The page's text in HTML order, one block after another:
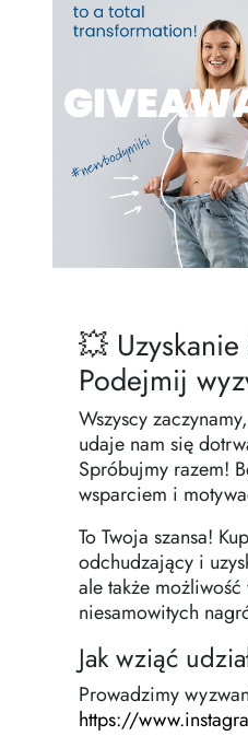
Zasady dziedziczenia
💥
Podejmij
Wszyscy
udaje nam się
Spróbujmy razem!
wsparciem i
To Twoja szansa!
odchudzający i
ale także
niesamowitych
Jak wziąć
Prowadzimy
https://